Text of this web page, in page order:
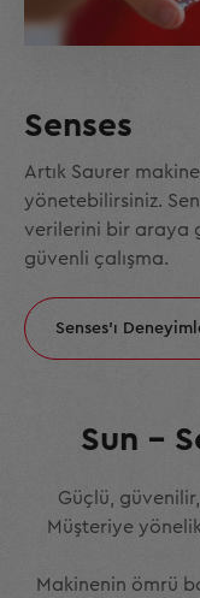
Senses
Artık Saurer
yönetebilirsiniz.
verilerini bir araya
güvenli çalışma.
Senses'ı
Sun –
Güçlü,
Müşteriye
Makinenin ömrü